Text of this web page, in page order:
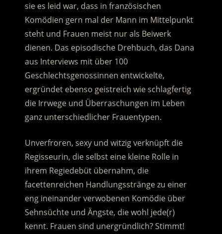
sie es leid war, dass in französischen
Komödien gern mal der Mann im Mittelpunkt
steht und Frauen meist nur als Beiwerk
dienen. Das episodische Drehbuch, das Dana
aus Interviews mit über 100
Geschlechtsgenossinnen entwickelte,
ergründet ebenso geistreich wie schlagfertig
die Irrwege und Überraschungen im Leben
ganz unterschiedlicher Frauentypen.
Unverfroren, sexy und witzig verknüpft die
Regisseurin, die selbst eine kleine Rolle in
ihrem Regiedebüt übernahm, die
facettenreichen Handlungsstränge zu einer
eng ineinander verwobenen Komödie über
Sehnsüchte und Ängste, die wohl jede(r)
kennt. Frauen sind unergründlich? Stimmt!